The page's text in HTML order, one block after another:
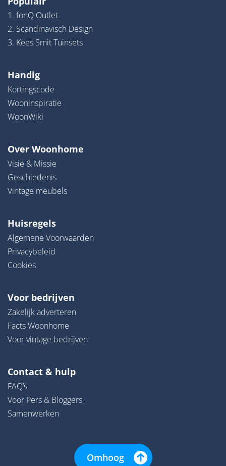
1. fonQ Outlet
2. Scandinavisch Design
3. Kees Smit Tuinsets
Handig
Kortingscode
Wooninspiratie
WoonWiki
Over Woonhome
Visie & Missie
Geschiedenis
Vintage meubels
Huisregels
Algemene Voorwaarden
Privacybeleid
Cookies
Voor bedrijven
Zakelijk adverteren
Facts Woonhome
Voor vintage bedrijven
Contact & hulp
FAQ’s
Voor Pers & Bloggers
Samenwerken
Omhoog